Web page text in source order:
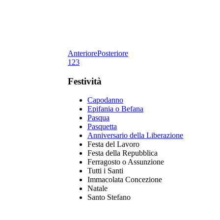
AnteriorePosteriore
1 23
Festività
Capodanno
Epifania o Befana
Pasqua
Pasquetta
Anniversario della Liberazione
Festa del Lavoro
Festa della Repubblica
Ferragosto o Assunzione
Tutti i Santi
Immacolata Concezione
Natale
Santo Stefano